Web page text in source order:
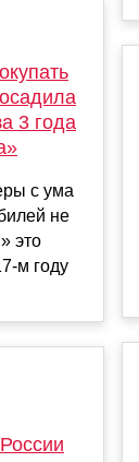
3 года
с ума
не
это
м году